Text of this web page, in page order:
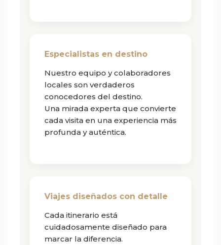
Especialistas en destino
Nuestro equipo y colaboradores
locales son verdaderos
conocedores del destino.
Una mirada experta que convierte
cada visita en una experiencia más
profunda y auténtica.
Viajes diseñados con detalle
Cada itinerario está
cuidadosamente diseñado para
marcar la diferencia.